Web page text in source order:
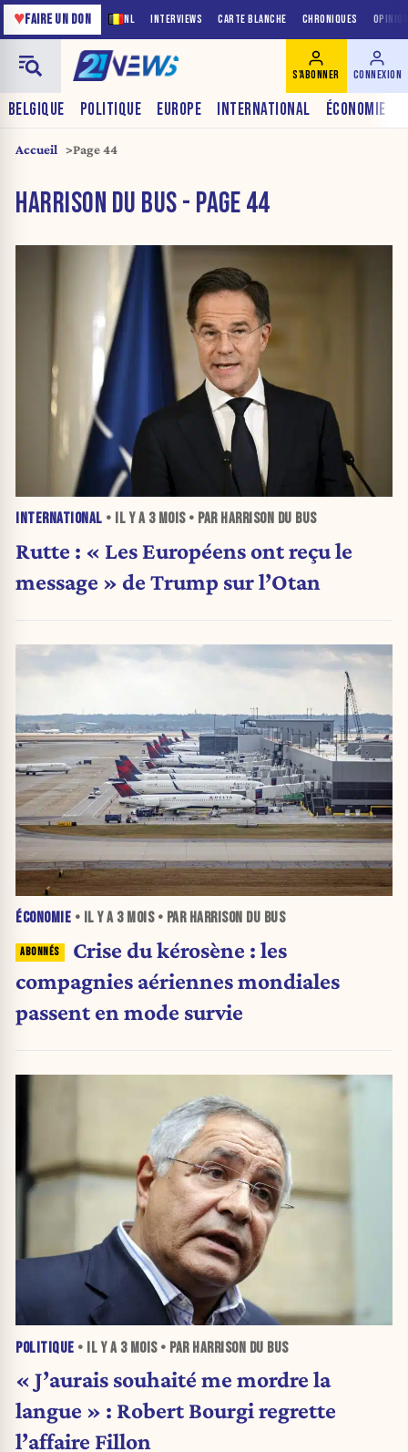
NL INTERVIEWS CARTE BLANCHE CHRONIQUES
♥FAIRE UN DON
BELGIQUE POLITIQUE EUROPE INTERNATIONAL ÉCONOMIE
S'ABONNER CONNEXION
Accueil Page 44
HARRISON DU BUS - PAGE 44
INTERNATIONAL • IL Y A 3 MOIS• PAR HARRISON DU BUS
Rutte : « Les Européens ont reçu le
message » de Trump sur l’Otan
ÉCONOMIE • IL Y A 3 MOIS• PAR HARRISON DU BUS
Crise du kérosène : les
compagnies aériennes mondiales
passent en mode survie
POLITIQUE • IL Y A 3 MOIS• PAR HARRISON DU BUS
« J’aurais souhaité me mordre la
langue » : Robert Bourgi regrette
l’affaire Fillon